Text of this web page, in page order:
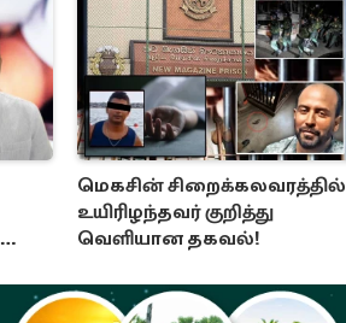
மெகசின் சிறைக்கலவரத்தில்
உயிரிழந்தவர் குறித்து
வெளியான தகவல்!